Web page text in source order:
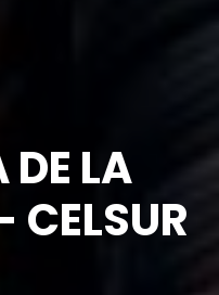
LA
CELSUR